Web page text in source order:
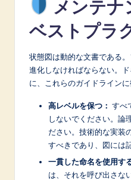
メンテナ
ベストプラ
状態図は動的な文書である
進化しなければならない。
に、これらのガイドラインに
高レベルを保つ： すべ
しないでください。論
ださい。技術的な実装
すべきであり、図には
一貫した命名を使用す
は、それを呼び出さな